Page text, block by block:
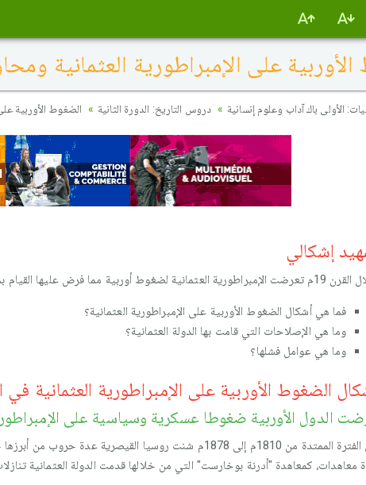
على الإمبراطورية العثمانية
الأولى باك آداب وعلوم إنسانية دروس التاريخ: الدورة الثانية الضغوط الأوربية
إشكالي
العثمانية لضغوط أوربية مما فرض عليها القيام بمحاولات الإصلاح.
فما هي أشكال الضغوط الأوربية على الإمبراطورية العثمانية؟
وما هي الإصلاحات التي قامت بها الدولة العثمانية؟
وما هي عوامل فشلها؟
الضغوط الأوربية على الإمبراطورية العثمانية في
الدول الأوربية ضغوطا عسكرية وسياسية على
في الفترة الممتدة من 1810م إلى 1878م شنت روسيا
معاهدات، كمعاهدة "أدرنة بوخارست" التي من خلالها قدمت الدولة العثمانية